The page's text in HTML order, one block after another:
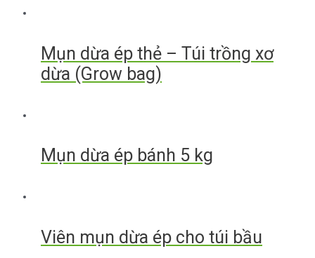
Mụn dừa ép thẻ – Túi trồng xơ
dừa (Grow bag)
Mụn dừa ép bánh 5 kg
Viên mụn dừa ép cho túi bầu